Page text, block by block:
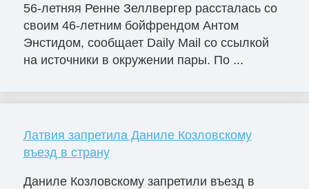
56-летняя Ренне Зеллвергер рассталась со
своим 46-летним бойфрендом Антом
Энстидом, сообщает Daily Mail со ссылкой
на источники в окружении пары. По ...
Латвия запретила Даниле Козловскому
въезд в страну
Даниле Козловскому запретили въезд в